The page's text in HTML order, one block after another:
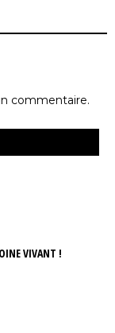
commentaire.
VIVANT !